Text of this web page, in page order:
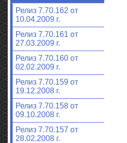
Релиз 7.70.162 от
10.04.2009 г.
Релиз 7.70.161 от
27.03.2009 г.
Релиз 7.70.160 от
02.02.2009 г.
Релиз 7.70.159 от
19.12.2008 г.
Релиз 7.70.158 от
09.10.2008 г.
Релиз 7.70.157 от
28.02.2008 г.